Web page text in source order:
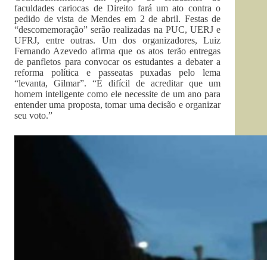
faculdades cariocas de Direito fará um ato contra o
pedido de vista de Mendes em 2 de abril. Festas de
“descomemoração” serão realizadas na PUC, UERJ e
UFRJ, entre outras. Um dos organizadores, Luiz
Fernando Azevedo afirma que os atos terão entregas
de panfletos para convocar os estudantes a debater a
reforma política e passeatas puxadas pelo lema
“levanta, Gilmar”. “É difícil de acreditar que um
homem inteligente como ele necessite de um ano para
entender uma proposta, tomar uma decisão e organizar
seu voto.”